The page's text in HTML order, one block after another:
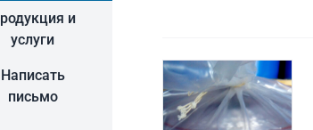
и
услуги
Написать
письмо